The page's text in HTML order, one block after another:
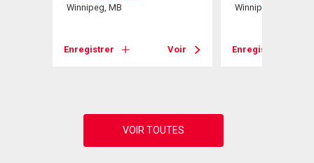
Winnipeg, MB
Enregistrer Voir
Winnipeg, MB
Enregistrer